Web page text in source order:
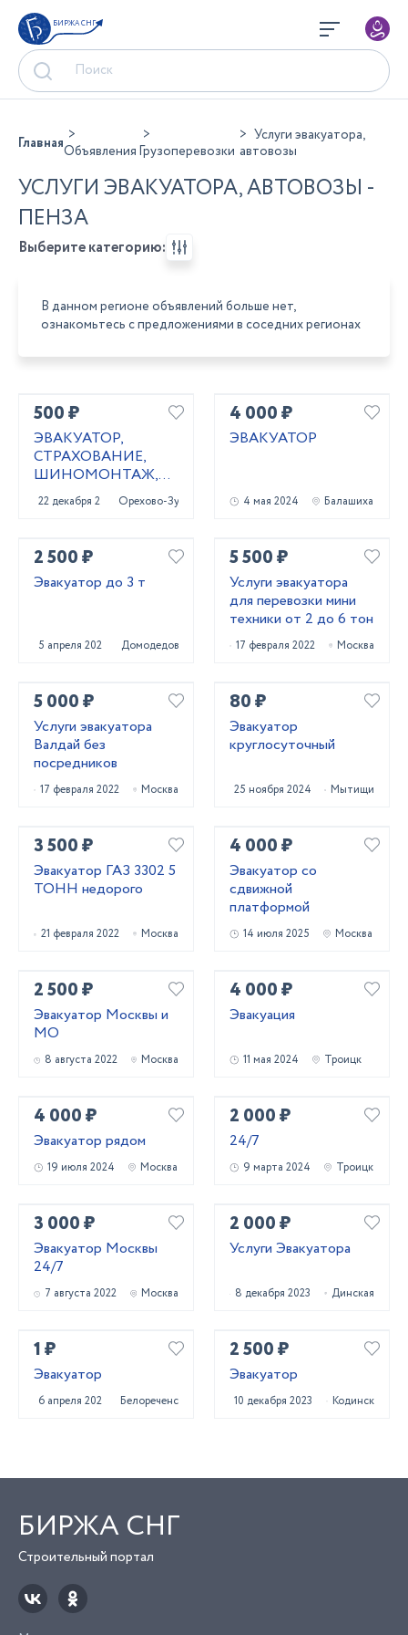
БИРЖА СНГ
ГлавнаяОбъявления Грузоперевозки
Услуги эвакуатора,
автовозы
УСЛУГИ ЭВАКУАТОРА, АВТОВОЗЫ -
ПЕНЗА
Выберите категорию:
В данном регионе объявлений больше нет,
ознакомьтесь с предложениями в соседних регионах
500 ₽
ЭВАКУАТОР,
СТРАХОВАНИЕ,
ШИНОМОНТАЖ,
ОФОРМЛЕНИЕ
КУПЛИ-ПРОДАЖИ,
КЛЮЧЕЙ
22 декабря 2020 Орехово-Зуево
4 000 ₽
ЭВАКУАТОР
4 мая 2024 Балашиха
2 500 ₽
Эвакуатор до 3 т
5 апреля 2024 Домодедово
5 500 ₽
Услуги эвакуатора
для перевозки мини
техники от 2 до 6 тон
17 февраля 2022 Москва
5 000 ₽
Услуги эвакуатора
Валдай без
посредников
17 февраля 2022 Москва
80 ₽
Эвакуатор
круглосуточный
25 ноября 2024 Мытищи
3 500 ₽
Эвакуатор ГАЗ 3302 5
ТОНН недорого
21 февраля 2022 Москва
4 000 ₽
Эвакуатор со
сдвижной
платформой
14 июля 2025 Москва
2 500 ₽
Эвакуатор Москвы и
МО
8 августа 2022 Москва
4 000 ₽
Эвакуация
11 мая 2024 Троицк
4 000 ₽
Эвакуатор рядом
19 июля 2024 Москва
2 000 ₽
24/7
9 марта 2024 Троицк
3 000 ₽
Эвакуатор Москвы
24/7
7 августа 2022 Москва
2 000 ₽
Услуги Эвакуатора
8 декабря 2023 Динская
1 ₽
Эвакуатор
6 апреля 2023 Белореченск
2 500 ₽
Эвакуатор
10 декабря 2023 Кодинск
БИРЖА СНГ
Строительный портал